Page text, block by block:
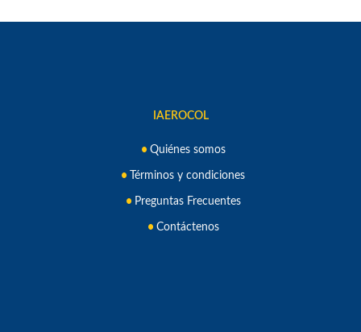
IAEROCOL
Quiénes somos
Términos y condiciones
Preguntas Frecuentes
Contáctenos